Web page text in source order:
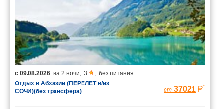
с 09.08.2026 на 2 ночи, 3 , без питания
Отдых в Абхазии (ПЕРЕЛЕТ в/из
СОЧИ)(без трансфера)
от 37021 *